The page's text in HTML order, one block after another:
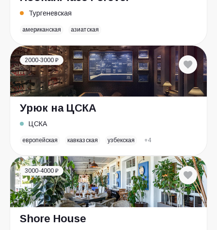
Тургеневская
американская азиатская
2000-3000 ₽
Урюк на ЦСКА
ЦСКА
европейская кавказская узбекская +4
3000-4000 ₽
Shore House